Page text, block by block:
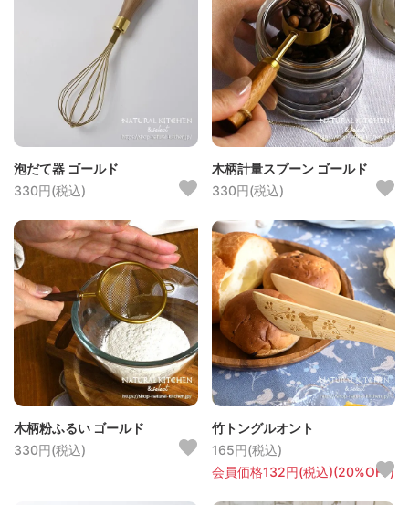
泡だて器 ゴールド
330円(税込)
木柄計量スプーン ゴールド
330円(税込)
木柄粉ふるい ゴールド
330円(税込)
竹トングルオント
165円(税込)
会員価格132円(税込)(20%OFF)